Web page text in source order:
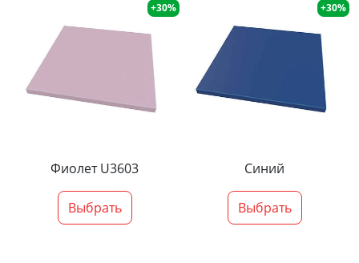
+30%
Фиолет U3603
Выбрать
+30%
Синий
Выбрать